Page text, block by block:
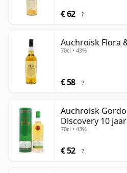
€ 62 ?
Auchroisk Flora
70cl • 43%
€ 58 ?
Auchroisk
Discovery 10
70cl • 43%
€ 52 ?